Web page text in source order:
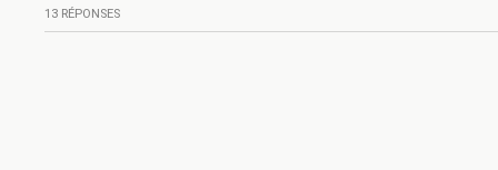
13 RÉPONSES